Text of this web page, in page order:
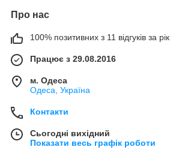
Про нас
100% позитивних з 11 відгуків за рік
Працює з 29.08.2016
м. Одеса
Одеса, Україна
Контакти
Сьогодні вихідний
Показати весь графік роботи